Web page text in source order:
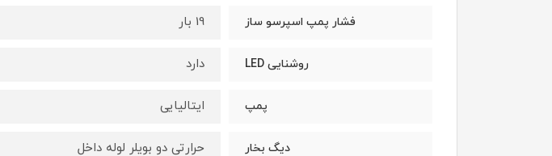
فشار پمپ اسپرسو ساز 19 بار
روشنایی LED دارد
پمپ ایتالیایی
دیگ بخار حرارتی دو بویلر لوله داخل